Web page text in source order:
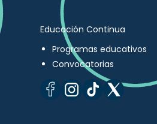
Educación Continua
Programas educativos
Convocatorias